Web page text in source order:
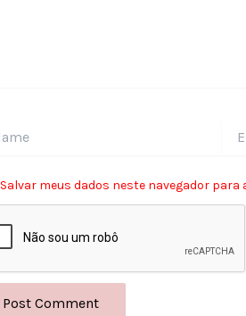
Salvar meus dados neste navegador para